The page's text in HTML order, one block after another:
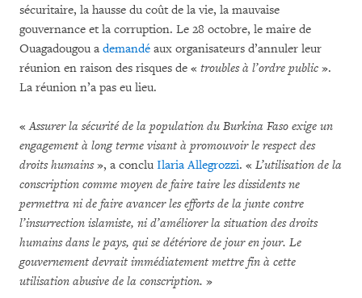
sécuritaire, la hausse du coût de la vie, la mauvaise
gouvernance et la corruption. Le 28 octobre, le maire de
Ouagadougou a demandé aux organisateurs d’annuler leur
réunion en raison des risques de « troubles à l’ordre public ».
La réunion n’a pas eu lieu.
«Assurer la sécurité de la population du Burkina Faso exige un
engagement à long terme visant à promouvoir le respect des
droits humains», a conclu Ilaria Allegrozzi. « L’utilisation de la
conscription comme moyen de faire taire les dissidents ne
permettra ni de faire avancer les efforts de la junte contre
l’insurrection islamiste, ni d’améliorer la situation des droits
humains dans le pays, qui se détériore de jour en jour. Le
gouvernement devrait immédiatement mettre fin à cette
utilisation abusive de la conscription. »